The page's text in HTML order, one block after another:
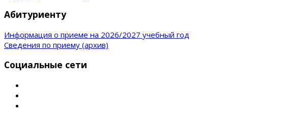
Абитуриенту
Информация о приеме на 2026/2027 учебный год
Сведения по приему (архив)
Социальные сети